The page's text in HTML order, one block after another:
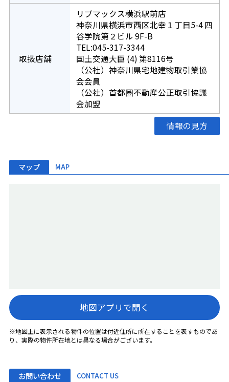
取扱店舗
リブマックス横浜駅前店
神奈川県横浜市西区北幸１丁目5-4 四
谷学院第２ビル 9F-B
TEL:045-317-3344
国土交通大臣 (4) 第8116号
（公社）神奈川県宅地建物取引業協
会会員
（公社）首都圏不動産公正取引協議
会加盟
情報の見方
マップ MAP
地図アプリで開く
※地図上に表示される物件の位置は付近住所に所在することを表すものであ
り、実際の物件所在地とは異なる場合がございます。
お問い合わせ CONTACT US